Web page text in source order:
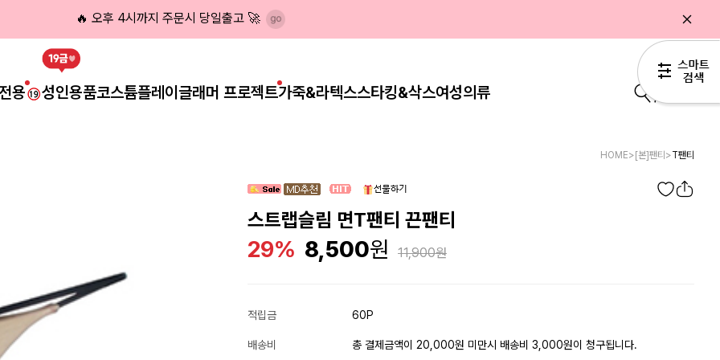
🔥 오후 4시까지 주문시 당일출고 🚀
용 성인용품코스튬플레이 글래머 프로젝트가죽&라텍스스타킹&삭스여성의류
HOME> [본]팬티 >T팬티
스트랩슬림 면T팬티 끈팬티
29% 8,500 11,900
적립금 60P
배송비 총 결제금액이 20,000원 미만시 배송비 3,000원이 청구됩니다.